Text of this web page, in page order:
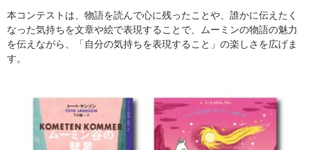
本コンテストは、物語を読んで心に残ったことや、誰かに伝えたく
なった気持ちを文章や絵で表現することで、ムーミンの物語の魅力
を伝えながら、「自分の気持ちを表現すること」の楽しさを広げま
す。